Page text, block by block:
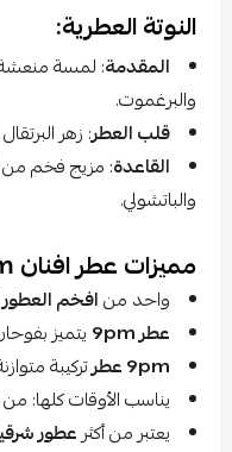
النوتة العطرية:
المقدمة: لمسة منعشة
والبرغموت.
قلب العطر: زهر
القاعدة: مزيج فخم من
والباتشولي.
مميزات عطر افنان 9pm:
واحد منافخم العطور
عطر 9pm
يتميز
9pm عطر
تركيبة
يناسب الأوقات كلها:
يعتبر من أكثرعطور